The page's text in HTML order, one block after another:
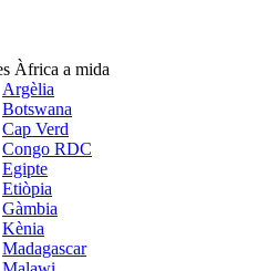
Àfrica a mida
Argèlia
Botswana
Cap Verd
Congo RDC
Egipte
Etiòpia
Gàmbia
Kènia
Madagascar